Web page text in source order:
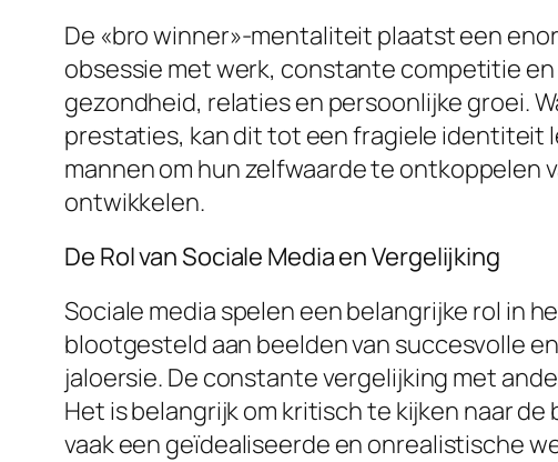
De «bro winner»-mentaliteit plaatst een
obsessie met werk, constante competitie
gezondheid, relaties en persoonlijke groei.
prestaties, kan dit tot een fragiele identiteit
mannen om hun zelfwaarde te ontkoppelen
ontwikkelen.
De Rol van Sociale Media en Vergelijking
Sociale media spelen een belangrijke rol in
blootgesteld aan beelden van succesvolle
jaloersie. De constante vergelijking met
Het is belangrijk om kritisch te kijken naar
vaak een geïdealiseerde en onrealistische